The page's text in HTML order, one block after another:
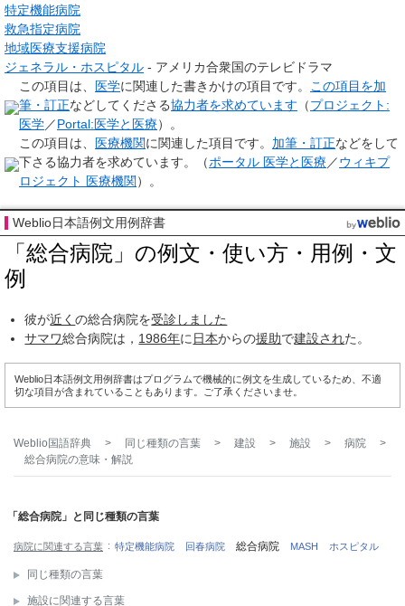
特定機能病院
救急指定病院
地域医療支援病院
ジェネラル・ホスピタル - アメリカ合衆国のテレビドラマ
この項目は、
医学に関連した書きかけの項目 です。
この項目を加
筆・訂正などしてくださる協力者を求めています （プロジェクト:
医学／Portal:医学と医療）。
この項目は、
医療機関に関連した項目です。 加筆・訂正などをして
下さる協力者を求めています。（ポータル 医学と医療 ／ウィキプ
ロジェクト 医療機関）。
Weblio日本語例文用例辞書
「総合病院」の例文・使い方・用例・文
例
彼が近くの総合病院を受診しました
サマワ総合病院は， 1986年に 日本からの援助で建設された。
Weblio日本語例文用例辞書はプログラムで機械的に例文を生成しているため、不適
切な項目が含まれていることもあります。ご了承くださいませ。
Weblio国語辞典 > 同じ種類の言葉 > 建設 > 施設 > 病院
>
総合病院の意味・解説
「総合病院」と同じ種類の言葉
病院に関連する言葉 特定機能病院 回春病院 総合病院 MASH ホスピタル
同じ種類の言葉
施設に関連する言葉